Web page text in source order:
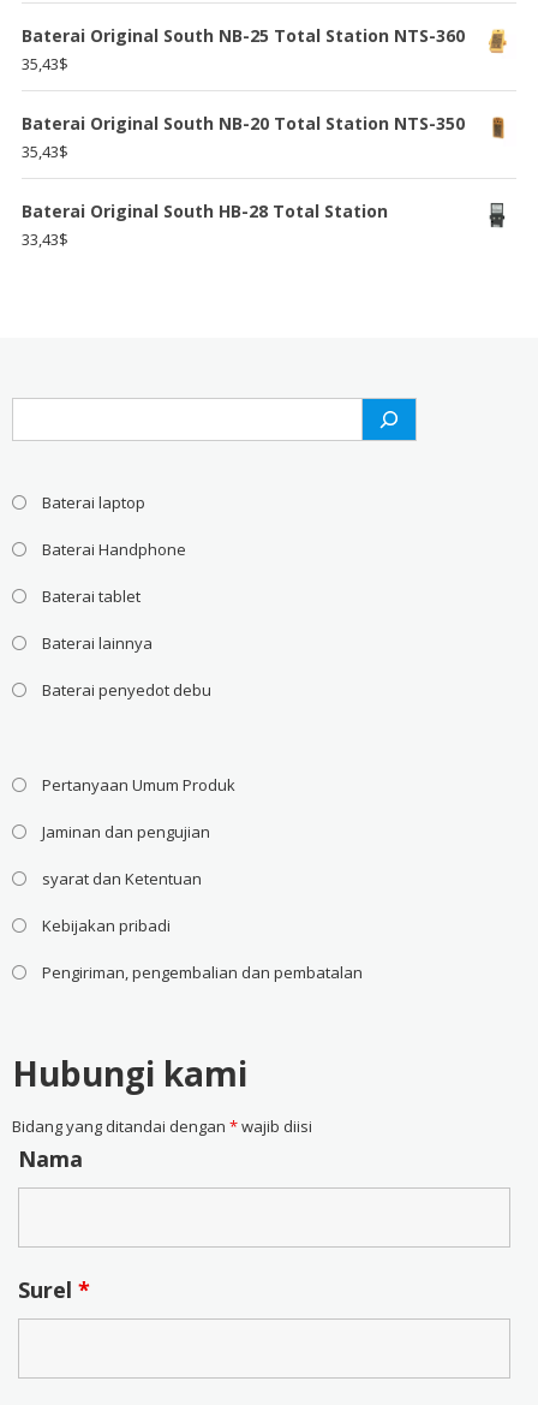
Baterai Original South NB-25 Total Station NTS-360
35,43$
Baterai Original South NB-20 Total Station NTS-350
35,43$
Baterai Original South HB-28 Total Station
33,43$
Baterai laptop
Baterai Handphone
Baterai tablet
Baterai lainnya
Baterai penyedot debu
Pertanyaan Umum Produk
Jaminan dan pengujian
syarat dan Ketentuan
Kebijakan pribadi
Pengiriman, pengembalian dan pembatalan
Hubungi kami
Bidang yang ditandai dengan *wajib diisi
Nama
Surel *